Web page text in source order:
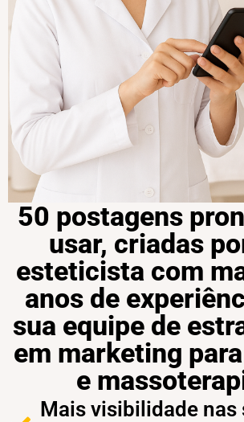
50 postagens
usar, criadas
esteticista com
anos de
sua equipe de
em marketing
e
Mais visibilidade nas